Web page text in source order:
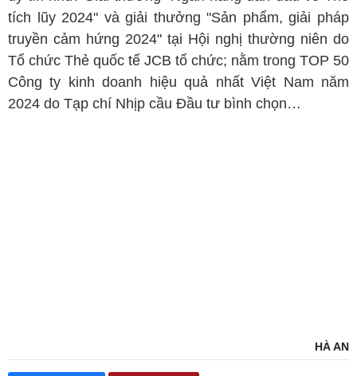
tích lũy 2024" và giải thưởng "Sản phẩm, giải pháp
truyền cảm hứng 2024" tại Hội nghị thường niên do
Tổ chức Thẻ quốc tế JCB tổ chức; nằm trong TOP 50
Công ty kinh doanh hiệu quả nhất Việt Nam năm
2024 do Tạp chí Nhịp cầu Đầu tư bình chọn…
HÀ AN